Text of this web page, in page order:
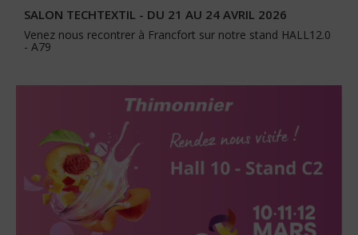
SALON TECHTEXTIL - DU 21 AU 24 AVRIL 2026
Venez nous recontrer à Francfort sur notre stand HALL12.0
- A79